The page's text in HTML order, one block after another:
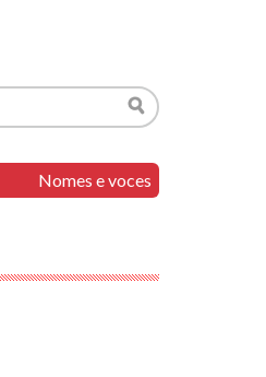
Buscar
Nomes e voces